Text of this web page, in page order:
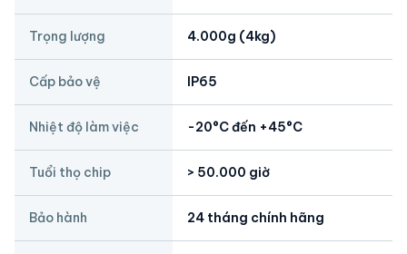
Trọng lượng 4.000g (4kg)
Cấp bảo vệ IP65
Nhiệt độ làm việc -20°C đến +45°C
Tuổi thọ chip > 50.000 giờ
Bảo hành 24 tháng chính hãng